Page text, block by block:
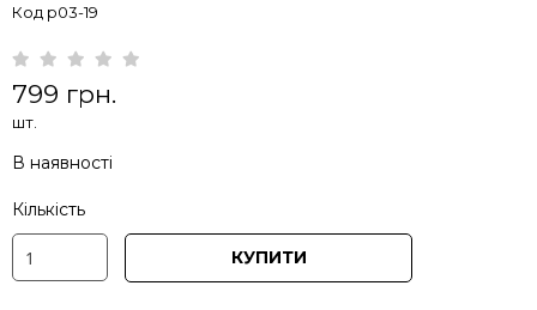
Код p03-19
799 грн.
шт.
В наявності
Кількість
КУПИТИ